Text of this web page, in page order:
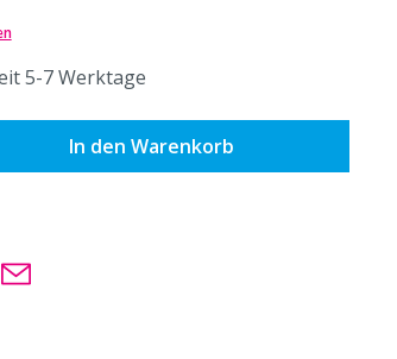
5-7 Werktage
In den Warenkorb